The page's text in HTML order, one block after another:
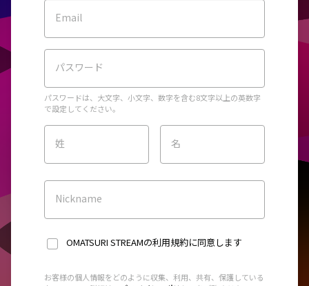
Email
パスワード
パスワードは、大文字、小文字、数字を含む8文字以上の英数字
で設定してください。
姓 名
Nickname
OMATSURI STREAMの利用規約に同意します
お客様の個人情報をどのように収集、利用、共有、保護している